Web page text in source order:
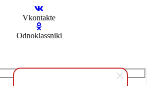
Vkontakte
Odnoklassniki